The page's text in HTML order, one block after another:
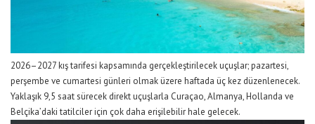
2026–2027 kış tarifesi kapsamında gerçekleştirilecek uçuşlar; pazartesi,
perşembe ve cumartesi günleri olmak üzere haftada üç kez düzenlenecek.
Yaklaşık 9,5 saat sürecek direkt uçuşlarla Curaçao, Almanya, Hollanda ve
Belçika’daki tatilciler için çok daha erişilebilir hale gelecek.